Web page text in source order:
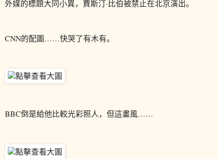
外媒的標題大同小異，賈斯汀·比伯被禁止在北京演出。
CNN的配圖……快哭了有木有。
BBC倒是給他比較光彩照人，但這畫風……